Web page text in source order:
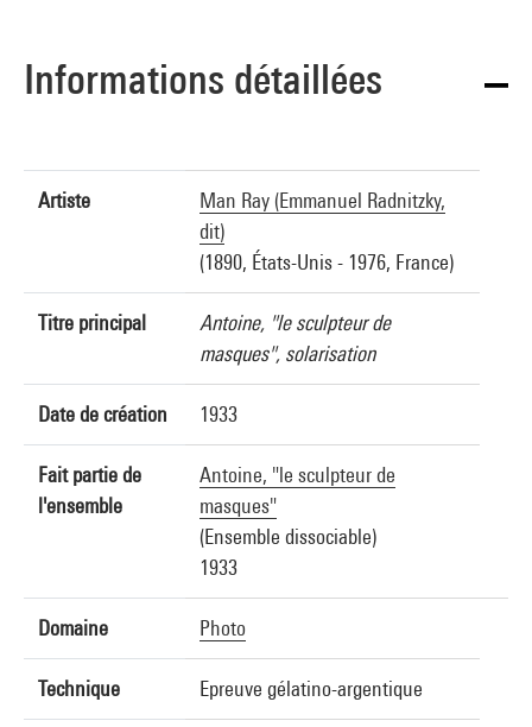
Informations détaillées
Artiste
Man Ray (Emmanuel Radnitzky,
dit)
(1890, États-Unis - 1976, France)
Titre principal
Antoine, "le sculpteur de
masques", solarisation
Date de création 1933
Fait partie de
l'ensemble
Antoine, "le sculpteur de
masques"
(Ensemble dissociable)
1933
Domaine Photo
Technique Epreuve gélatino-argentique